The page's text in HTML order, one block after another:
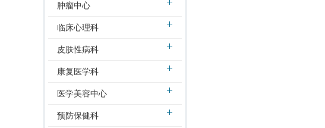
肿瘤中心
临床心理科
皮肤性病科
康复医学科
医学美容中心
预防保健科